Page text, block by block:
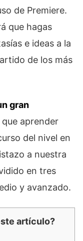
de Premiere.
que hagas
e ideas a la
de los más
gran
aprender
del nivel en
a nuestra
en tres
y avanzado.
artículo?